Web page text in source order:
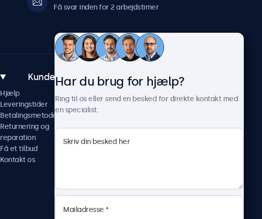
Få svar inden for 2 arbejdstimer
Kundeservice
Hjælp
Leveringstider
Betalingsmetoder
Returnering og
reparation
Få et tilbud
Kontakt os
Om Beetronics
Arbejd hos os
Har du brug for hjælp?
Ring til os eller send en besked for direkte kontakt med
en specialist.